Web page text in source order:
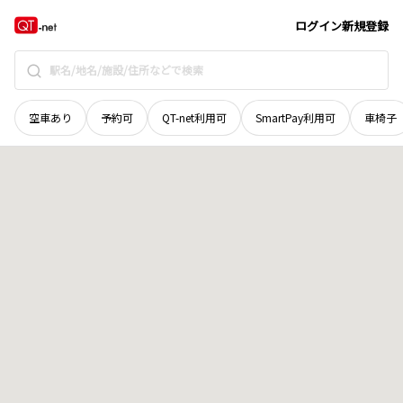
ログイン新規登録
空車あり 予約可 QT-net利用可 SmartPay利用可 車椅子
宮城県